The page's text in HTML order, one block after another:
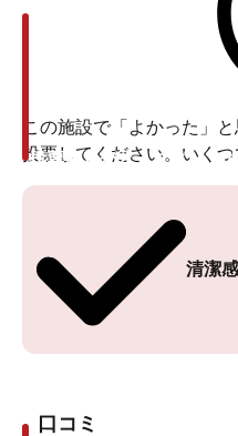
この施設で「よかった」
投票してください。いくつ
清潔
投票ありがとうございます
口コミ